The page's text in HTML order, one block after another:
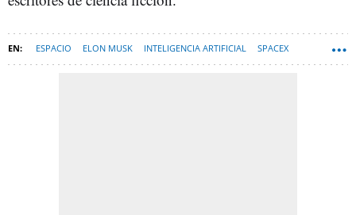
ESPACIO ELON MUSK INTELIGENCIA ARTIFICIAL SPACEX